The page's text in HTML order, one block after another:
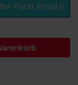
Parat Royal II